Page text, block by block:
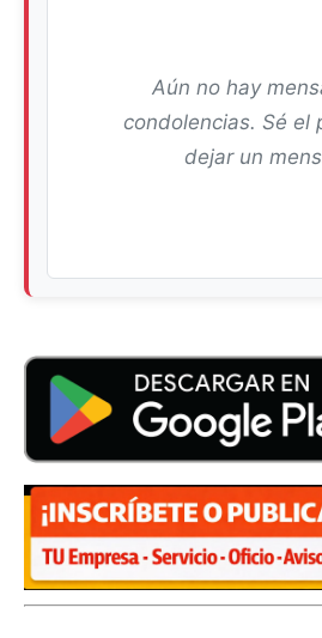
Aún no hay
condolencias. Sé el
dejar un